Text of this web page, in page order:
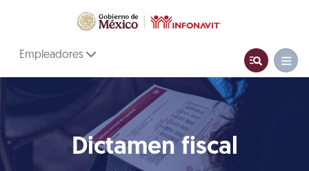
Empleadores
Dictamen fiscal